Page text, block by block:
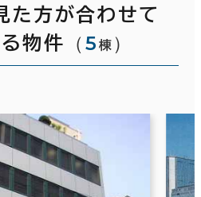
た方が合わせて
物件
（5 棟 ）